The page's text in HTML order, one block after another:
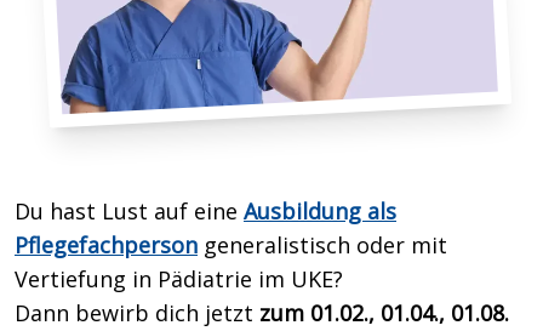
Du hast Lust auf eine Ausbildung als
Pflegefachperson generalistisch oder mit
Vertiefung in Pädiatrie im UKE?
Dann bewirb dich jetzt zum 01.02., 01.04., 01.08.